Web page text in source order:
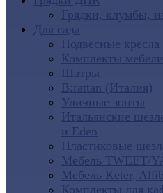
Грядки, клумбы,
Для сада
Подвесные кресла
Комплекты
Шатры
B:rattan (Италия)
Уличные зонты
Итальянские
и Eden
Пластиковые
Мебель TWEET/
Мебель Keter,
Комплекты для